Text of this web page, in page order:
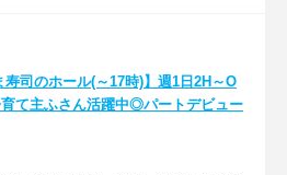
寿司のホール(～17時)】週1日2H～O
育て主ふさん活躍中◎パートデビュー